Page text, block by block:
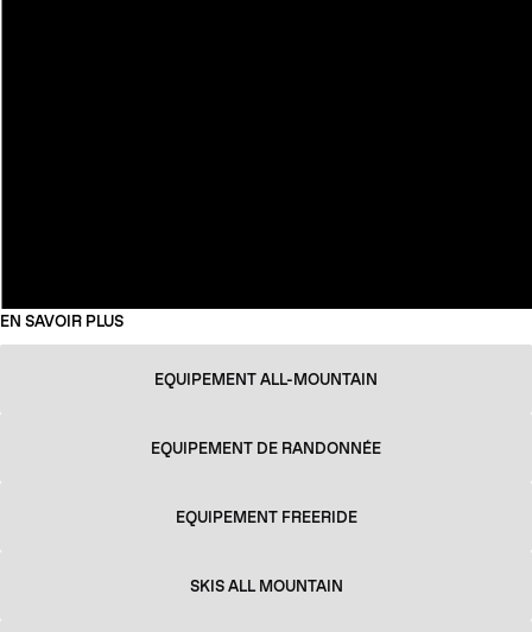
EN SAVOIR PLUS
EQUIPEMENT ALL-MOUNTAIN
EQUIPEMENT DE RANDONNÉE
EQUIPEMENT FREERIDE
SKIS ALL MOUNTAIN